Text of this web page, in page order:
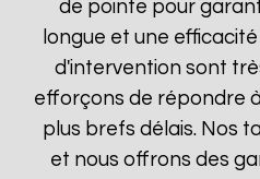
de pointe pour
longue et une
d'intervention sont
efforçons de répondre
plus brefs délais. Nos
et nous offrons des